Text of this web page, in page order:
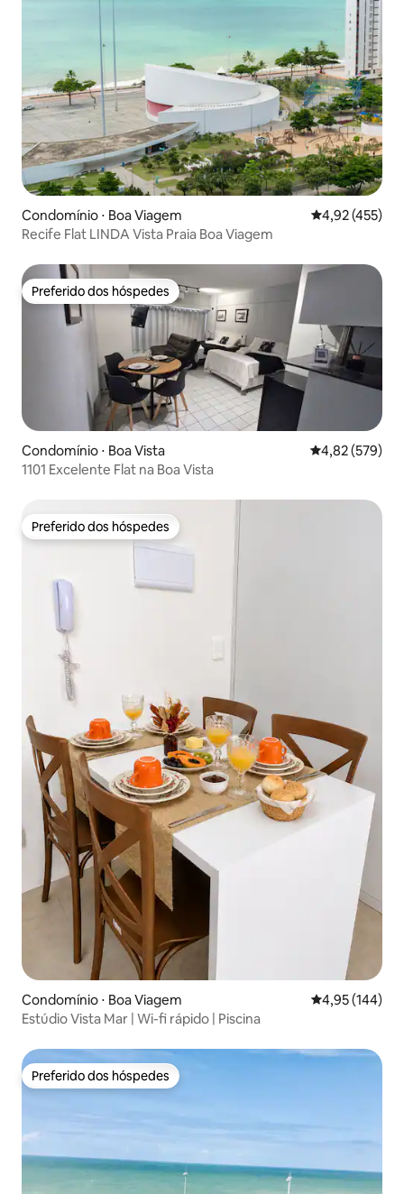
Condomínio ⋅ Boa Viagem 4,92 de uma
4,92 (455)
Recife Flat LINDA Vista Praia Boa Viagem
Preferido dos hóspedes
Preferido dos hóspedes
Condomínio ⋅ Boa Vista 4,82 de uma
4,82 (579)
1101 Excelente Flat na Boa Vista
Preferido dos hóspedes
Preferido dos hóspedes
Condomínio ⋅ Boa Viagem 4,95 de uma
4,95 (144)
Estúdio Vista Mar | Wi-fi rápido | Piscina
Preferido dos hóspedes
Preferido dos hóspedes